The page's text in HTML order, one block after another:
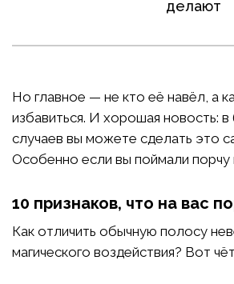
делают
Но главное — не кто её навёл, а
избавиться. И хорошая новость:
случаев вы можете сделать это
Особенно если вы поймали порчу
10 признаков, что на вас
Как отличить обычную полосу
магического воздействия? Вот